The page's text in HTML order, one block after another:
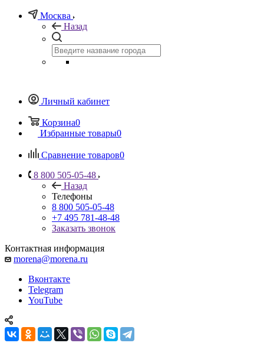
Москва
Назад
Личный кабинет
Корзина0
Избранные товары0
Сравнение товаров0
8 800 505-05-48
Назад
Телефоны
8 800 505-05-48
+7 495 781-48-48
Заказать звонок
Контактная информация
morena@morena.ru
Вконтакте
Telegram
YouTube